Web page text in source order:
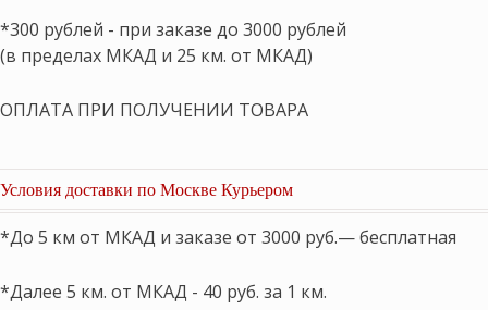
*300 рублей - при заказе до 3000 рублей
(в пределах МКАД и 25 км. от МКАД)
ОПЛАТА ПРИ ПОЛУЧЕНИИ ТОВАРА
Условия доставки по Москве Курьером
*До 5 км от МКАД и заказе от 3000 руб.— бесплатная
*Далее 5 км. от МКАД - 40 руб. за 1 км.